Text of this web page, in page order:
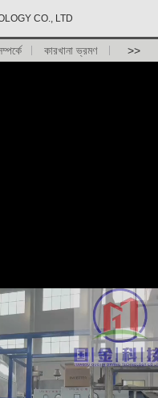
CO., LTD
কারখানা ভ্রমণ >>